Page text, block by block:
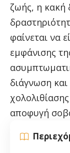
ζωής, η κακή
φαίνεται να
εμφάνισης
διάγνωση
αποφυγή